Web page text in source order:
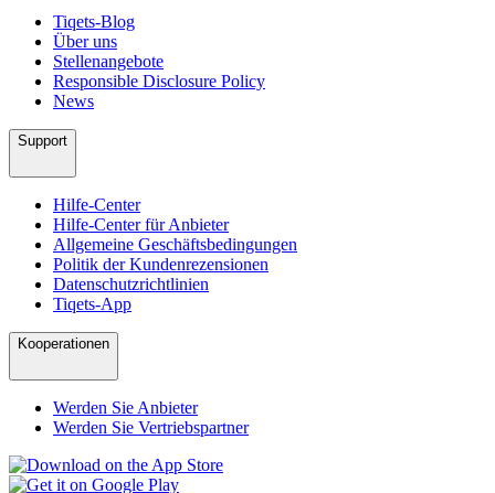
Tiqets-Blog
Über uns
Stellenangebote
Responsible Disclosure Policy
News
Support
Hilfe-Center
Hilfe-Center für Anbieter
Allgemeine Geschäftsbedingungen
Politik der Kundenrezensionen
Datenschutzrichtlinien
Tiqets-App
Kooperationen
Werden Sie Anbieter
Werden Sie Vertriebspartner